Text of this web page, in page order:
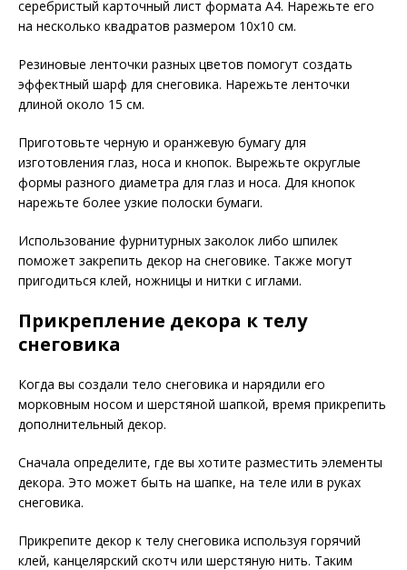
серебристый карточный лист формата А4. Нарежьте его
на несколько квадратов размером 10х10 см.
Резиновые ленточки разных цветов помогут создать
эффектный шарф для снеговика. Нарежьте ленточки
длиной около 15 см.
Приготовьте черную и оранжевую бумагу для
изготовления глаз, носа и кнопок. Вырежьте округлые
формы разного диаметра для глаз и носа. Для кнопок
нарежьте более узкие полоски бумаги.
Использование фурнитурных заколок либо шпилек
поможет закрепить декор на снеговике. Также могут
пригодиться клей, ножницы и нитки с иглами.
Прикрепление декора к телу
снеговика
Когда вы создали тело снеговика и нарядили его
морковным носом и шерстяной шапкой, время прикрепить
дополнительный декор.
Сначала определите, где вы хотите разместить элементы
декора. Это может быть на шапке, на теле или в руках
снеговика.
Прикрепите декор к телу снеговика используя горячий
клей, канцелярский скотч или шерстяную нить. Таким